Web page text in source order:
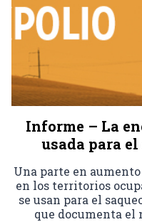
Informe – La
usada para
Una parte en
en los territorios
se usan para el
que documenta el